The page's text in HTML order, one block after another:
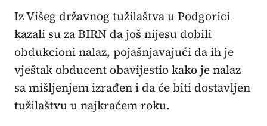
Iz Višeg državnog tužilaštva u Podgorici
kazali su za BIRN da još nijesu dobili
obdukcioni nalaz, pojašnjavajući da ih je
vještak obducent obavijestio kako je nalaz
sa mišljenjem izrađen i da će biti dostavljen
tužilaštvu u najkraćem roku.